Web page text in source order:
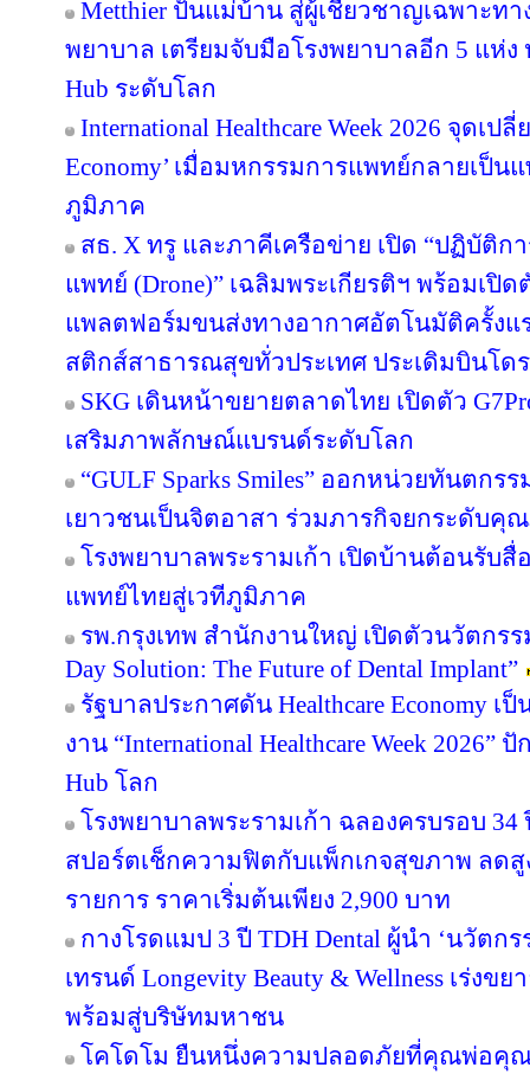
Metthier ปั้นแม่บ้าน สู่ผู้เชี่ยวชาญเฉพาะทา
พยาบาล เตรียมจับมือโรงพยาบาลอีก 5 แห่ง
Hub ระดับโลก
International Healthcare Week 2026 จุดเป
Economy’ เมื่อมหกรรมการแพทย์กลายเป็
ภูมิภาค
สธ. X ทรู และภาคีเครือข่าย เปิด “ปฏิบัติ
แพทย์ (Drone)” เฉลิมพระเกียรติฯ พร้อมเปิ
แพลตฟอร์มขนส่งทางอากาศอัตโนมัติครั้งแ
สติกส์สาธารณสุขทั่วประเทศ ประเดิมบินโ
SKG เดินหน้าขยายตลาดไทย เปิดตัว
เสริมภาพลักษณ์แบรนด์ระดับโลก
“GULF Sparks Smiles” ออกหน่วยทันตก
เยาวชนเป็นจิตอาสา ร่วมภารกิจยกระดับ
โรงพยาบาลพระรามเก้า เปิดบ้านต้อนรับ
แพทย์ไทยสู่เวทีภูมิภาค
รพ.กรุงเทพ สำนักงานใหญ่ เปิดตัวนวัตกร
Day Solution: The Future of Dental Implant”
รัฐบาลประกาศดัน Healthcare Economy เ
งาน “International Healthcare Week
Hub โลก
โรงพยาบาลพระรามเก้า ฉลองครบรอบ
สปอร์ตเช็กความฟิตกับแพ็กเกจสุขภาพ ลดสู
รายการ ราคาเริ่มต้นเพียง 2,900 บาท
กางโรดแมป 3 ปี TDH Dental ผู้นำ ‘นวัตก
เทรนด์ Longevity Beauty & Wellness เร่ง
พร้อมสู่บริษัทมหาชน
โคโดโม ยืนหนึ่งความปลอดภัยที่คุณพ่อคุณ